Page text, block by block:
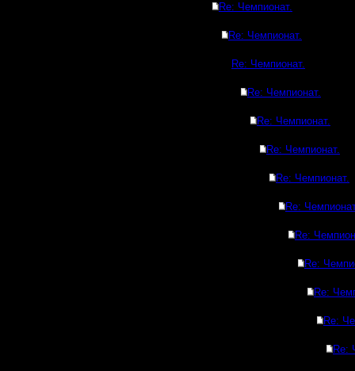
Re: Чемпионат.
Re: Чемпионат.
Re: Чемпионат.
Re: Чемпионат.
Re: Чемпионат.
Re: Чемпионат.
Re: Чемпионат.
Re:
Re:
Re:
Re:
Re:
Re: